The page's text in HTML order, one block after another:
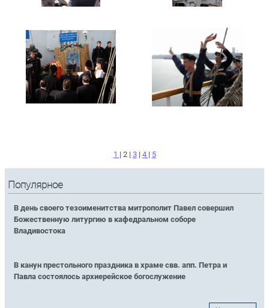
1 | 2 | 3| 4 | 5
Популярное
В день своего тезоименитства митрополит Павел совершил
Божественную литургию в кафедральном соборе
Владивостока
В канун престольного праздника в храме свв. апп. Петра и
Павла состоялось архиерейское богослужение